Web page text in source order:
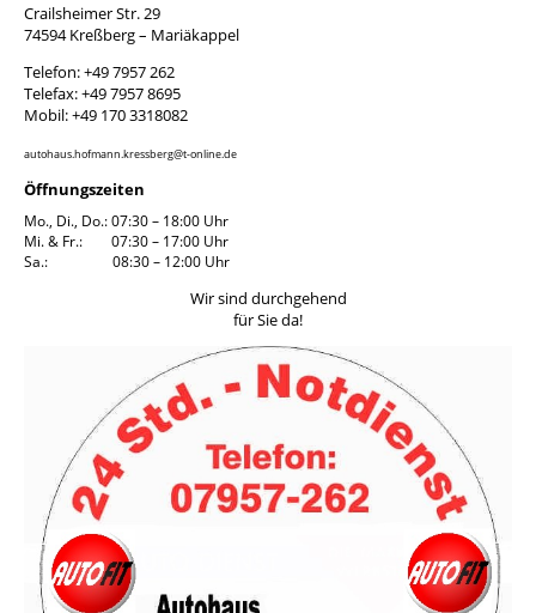
Crailsheimer Str. 29
74594 Kreßberg – Mariäkappel
Telefon: +49 7957 262
Telefax: +49 7957 8695
Mobil: +49 170 3318082
autohaus.hofmann.kressberg@t-online.de
Öffnungszeiten
Mo., Di., Do.: 07:30 – 18:00 Uhr
Mi. & Fr.: 07:30 – 17:00 Uhr
Sa.: 08:30 – 12:00 Uhr
Wir sind durchgehend
für Sie da!